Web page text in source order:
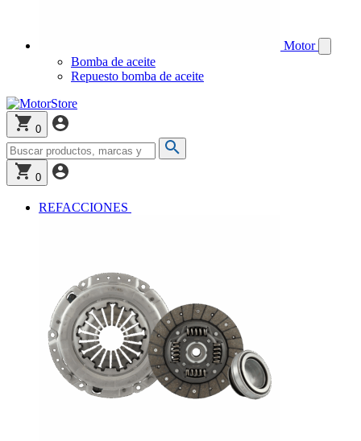
Motor
Bomba de aceite
Repuesto bomba de aceite
0
0
REFACCIONES